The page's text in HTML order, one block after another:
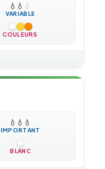
💧 💧 💧
VARIABLE
COULEURS
💧 💧 💧
IMPORTANT
BLANC